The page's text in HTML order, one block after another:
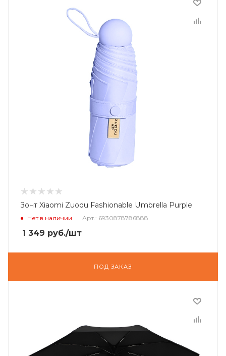
Зонт Xiaomi Zuodu Fashionable Umbrella Purple
Нет в наличии Арт.: 6930878786888
1 349 руб./шт
ПОД ЗАКАЗ